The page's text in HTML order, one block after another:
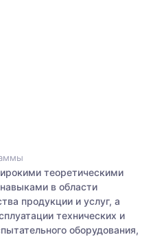
теоретическими
в области
продукции и услуг, а
технических и
оборудования,